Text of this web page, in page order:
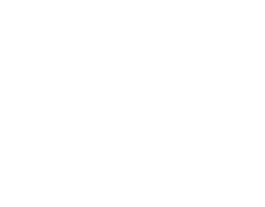
сна 50uA
100mA
350А
показывает:
в ватах и амперах